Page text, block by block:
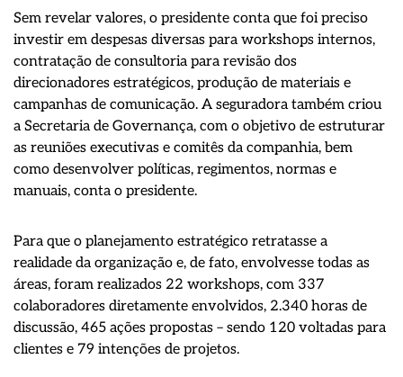
Sem revelar valores, o presidente conta que foi preciso
investir em despesas diversas para workshops internos,
contratação de consultoria para revisão dos
direcionadores estratégicos, produção de materiais e
campanhas de comunicação. A seguradora também criou
a Secretaria de Governança, com o objetivo de estruturar
as reuniões executivas e comitês da companhia, bem
como desenvolver políticas, regimentos, normas e
manuais, conta o presidente.
Para que o planejamento estratégico retratasse a
realidade da organização e, de fato, envolvesse todas as
áreas, foram realizados 22 workshops, com 337
colaboradores diretamente envolvidos, 2.340 horas de
discussão, 465 ações propostas – sendo 120 voltadas para
clientes e 79 intenções de projetos.